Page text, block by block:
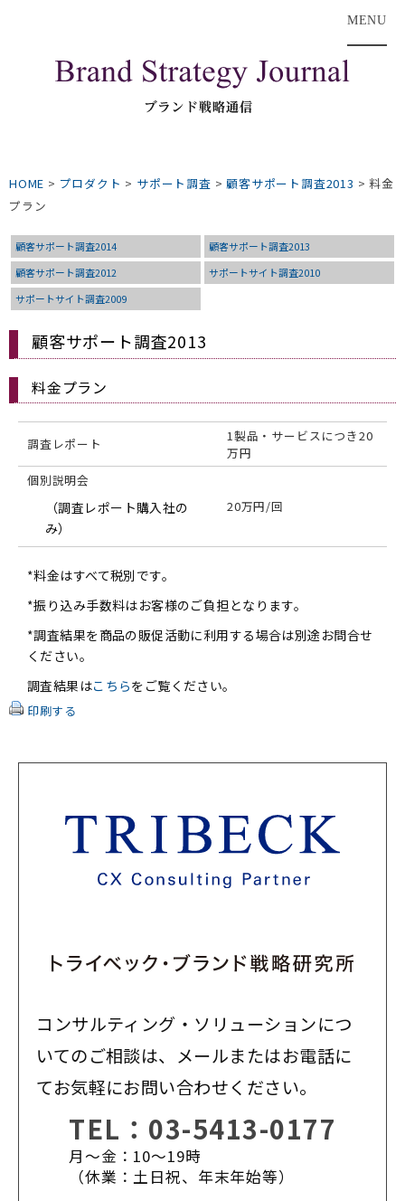
MENU
HOME > プロダクト > サポート調査 >顧客サポート調査2013 > 料金
プラン
顧客サポート調査2014
顧客サポート調査2013
顧客サポート調査2012
サポートサイト調査2010
サポートサイト調査2009
顧客サポート調査2013
料金プラン
調査レポート
1製品・サービスにつき20
万円
個別説明会
（調査レポート購入社の
み）
20万円/回
*料金はすべて税別です。
*振り込み手数料はお客様のご負担となります。
*調査結果を商品の販促活動に利用する場合は別途お問合せ
ください。
調査結果はこちらをご覧ください。
印刷する
コンサルティング・ソリューションにつ
いてのご相談は、メールまたはお電話に
てお気軽にお問い合わせください。
TEL： 03-5413-0177
月〜金：10〜19時
（休業：土日祝、年末年始等）